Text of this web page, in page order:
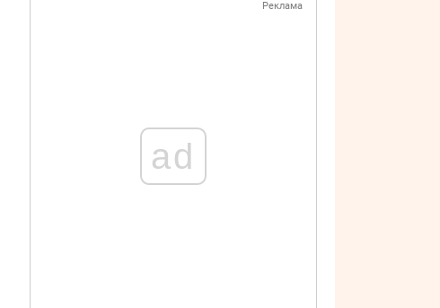
Реклама
ad